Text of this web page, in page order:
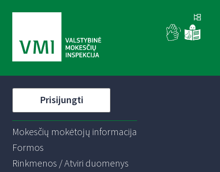
Prisijungti
Mokesčių mokėtojų informacija
Formos
Rinkmenos / Atviri duomenys